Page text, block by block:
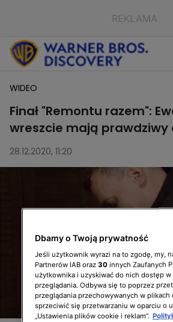
WIDEO
Finał "Remontu razem":
wreszcie mają prawdziwy
28.12.2020, 11:20
Dbamy o Twoją prywatność
Jeśli użytkownik wyrazi na to zgodę, my,
Partnerów IAB oraz 30 innych Zaufanych
użytkownika i uzyskiwać do nich dostęp
przeglądania. Odbywa się to poprzez
przeglądania przechowywanych w
sprzeciwić się przetwarzaniu w oparciu o
„Ustawienia plików cookie i reklam”.